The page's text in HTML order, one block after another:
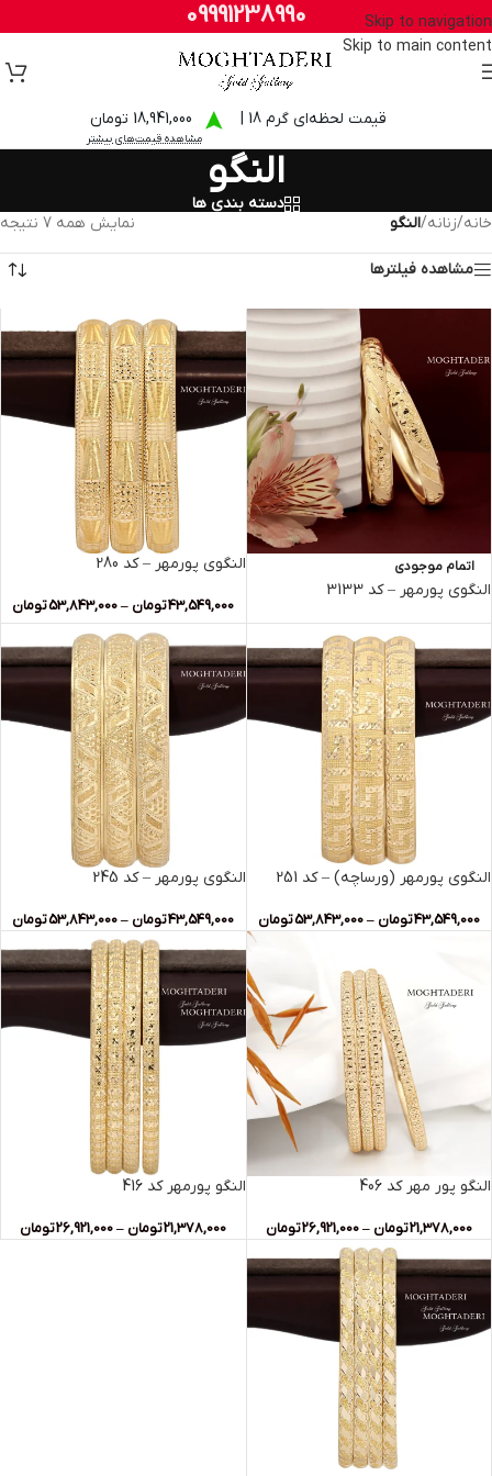
Skip to navigation
Skip to main content
09991238990
قیمت لحظه‌ای گرم 18 | 18,941,000 تومان
مشاهده قیمت‌های بیشتر
النگو
دسته بندی ها
خانه/زنانه/النگو نمایش همه 7 نتیجه
مشاهده فیلترها
اتمام موجودی
النگوی پورمهر – کد 3133
النگوی پورمهر – کد 280
43,549,000تومان –
53,843,000تومان
النگوی پورمهر (ورساچه) – کد 251
43,549,000تومان –
53,843,000تومان
النگوی پورمهر – کد 245
43,549,000تومان –
53,843,000تومان
النگو پور مهر کد 406
21,378,000تومان –
26,921,000تومان
النگو پورمهر کد 416
21,378,000تومان –
26,921,000تومان